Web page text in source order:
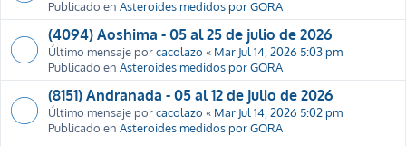
Publicado en Asteroides medidos por GORA
(4094) Aoshima - 05 al 25 de julio de 2026
Último mensaje porcacolazo « Mar Jul 14, 2026 5:03 pm
Publicado en Asteroides medidos por GORA
(8151) Andranada - 05 al 12 de julio de 2026
Último mensaje porcacolazo « Mar Jul 14, 2026 5:02 pm
Publicado en Asteroides medidos por GORA